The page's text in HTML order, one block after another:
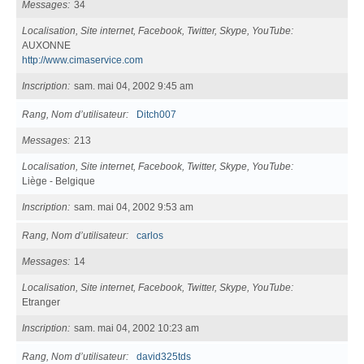
Messages 34
Localisation, Site internet, Facebook, Twitter, Skype, YouTube
AUXONNE
http://www.cimaservice.com
Inscription sam. mai 04, 2002 9:45 am
Rang, Nom d’utilisateur Ditch007
Messages 213
Localisation, Site internet, Facebook, Twitter, Skype, YouTube
Liège - Belgique
Inscription sam. mai 04, 2002 9:53 am
Rang, Nom d’utilisateur carlos
Messages 14
Localisation, Site internet, Facebook, Twitter, Skype, YouTube
Etranger
Inscription sam. mai 04, 2002 10:23 am
Rang, Nom d’utilisateur david325tds